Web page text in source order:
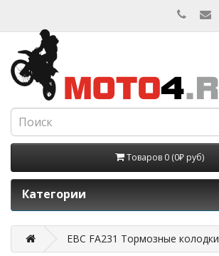
Товаров 0 (0₽ руб)
Категории
EBC FA231 Тормозные колодки